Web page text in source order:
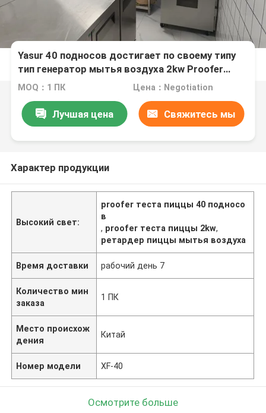
Yasur 40 подносов достигает по своему типу
тип генератор мытья воздуха 2kw Proofer
40X60cm теста пиццы распаровщика
MOQ：1 ПК Цена：Negotiation
Лучшая цена Свяжитесь мы
Характер продукции
Высокий свет:
proofer теста пиццы 40 подносо
в
, proofer теста пиццы 2kw,
ретардер пиццы мытья воздуха
Время доставки рабочий день 7
Количество мин
заказа
1 ПК
Место происхож
дения
Китай
Номер модели XF-40
Осмотрите больше